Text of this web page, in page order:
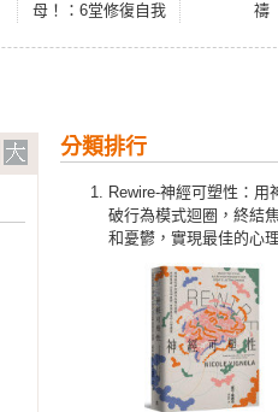
母！：6堂修復自我
禱
分類排行
Rewire-神經可塑性：用
破行為模式迴圈，終結
和憂鬱，實現最佳的心